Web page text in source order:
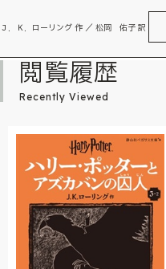
Ｊ．Ｋ．ローリング 作 ／ 松岡 佑子 訳
閲覧履歴
Recently Viewed